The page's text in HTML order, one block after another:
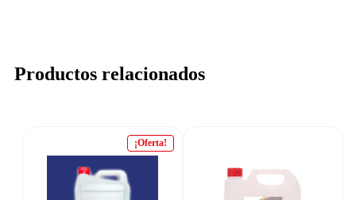
Productos relacionados
¡Oferta!